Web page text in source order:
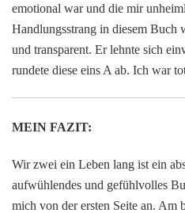
emotional war und die mir
Handlungsstrang in diesem Buch
und transparent. Er lehnte sich
rundete diese eins A ab. Ich war
MEIN FAZIT:
Wir zwei ein Leben lang ist ein
aufwühlendes und gefühlvolles
mich von der ersten Seite an. Am